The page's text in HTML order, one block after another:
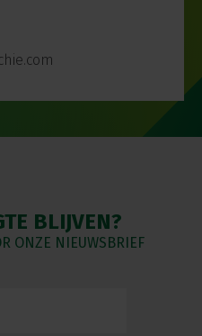
BLIJVEN?
ONZE NIEUWSBRIEF